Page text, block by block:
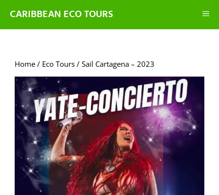
CARIBBEAN ECO TOURS
Home / Eco Tours / Sail Cartagena – 2023